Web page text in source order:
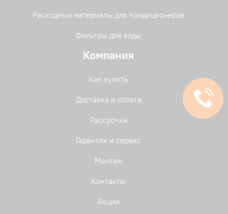
Расходные материалы для кондиционеров
Фильтры для воды
Компания
Как купить
Доставка и оплата
Рассрочка
Гарантия и сервис
Монтаж
Контакты
Акции